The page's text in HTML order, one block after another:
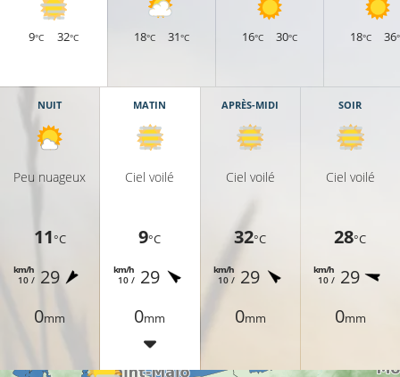
9°C 32°C 18°C 31°C 16°C 30°C 18°C 36
NUIT
Peu nuageux
11°C
10 /
km/h 29
0mm
MATIN
Ciel voilé
9°C
10 /
km/h 29
0mm
APRÈS-MIDI
Ciel voilé
32°C
10 /
km/h 29
0mm
SOIR
Ciel voilé
28°C
10 /
km/h 29
0mm